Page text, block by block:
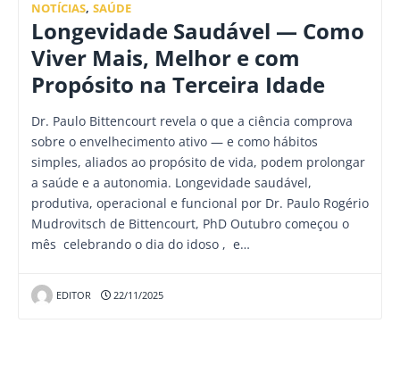
NOTÍCIAS, SAÚDE
Longevidade Saudável — Como
Viver Mais, Melhor e com
Propósito na Terceira Idade
Dr. Paulo Bittencourt revela o que a ciência comprova
sobre o envelhecimento ativo — e como hábitos
simples, aliados ao propósito de vida, podem prolongar
a saúde e a autonomia. Longevidade saudável,
produtiva, operacional e funcional por Dr. Paulo Rogério
Mudrovitsch de Bittencourt, PhD Outubro começou o
mês celebrando o dia do idoso , e…
EDITOR 22/11/2025